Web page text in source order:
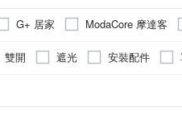
G+ 居家 ModaCore 摩達客
日本 SP SAUCE
棉花田
雙開 遮光 安裝配件